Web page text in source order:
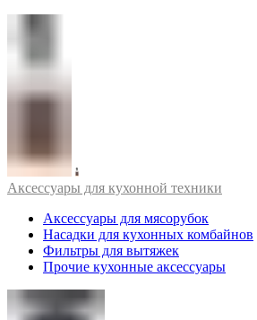
Аксессуары для кухонной техники
Аксессуары для мясорубок
Насадки для кухонных комбайнов
Фильтры для вытяжек
Прочие кухонные аксессуары